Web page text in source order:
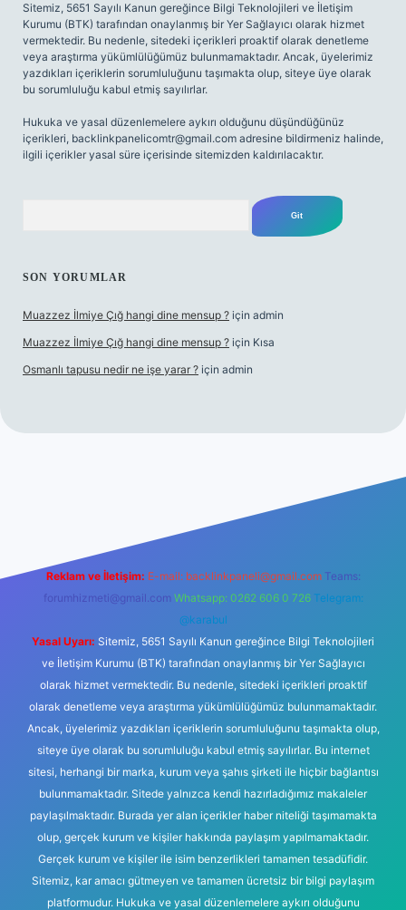
Sitemiz, 5651 Sayılı Kanun gereğince Bilgi Teknolojileri ve İletişim
Kurumu (BTK) tarafından onaylanmış bir Yer Sağlayıcı olarak hizmet
vermektedir. Bu nedenle, sitedeki içerikleri proaktif olarak denetleme
veya araştırma yükümlülüğümüz bulunmamaktadır. Ancak, üyelerimiz
yazdıkları içeriklerin sorumluluğunu taşımakta olup, siteye üye olarak
bu sorumluluğu kabul etmiş sayılırlar.
Hukuka ve yasal düzenlemelere aykırı olduğunu düşündüğünüz
içerikleri, backlinkpanelicomtr@gmail.com adresine bildirmeniz halinde,
ilgili içerikler yasal süre içerisinde sitemizden kaldırılacaktır.
SON YORUMLAR
Muazzez İlmiye Çığ hangi dine mensup ? için admin
Muazzez İlmiye Çığ hangi dine mensup ? için Kısa
Osmanlı tapusu nedir ne işe yarar ? için admin
m elexbet
Reklam ve İletişim: E-mail: backlinkpaneli@gmail.com Teams:
forumhizmeti@gmail.com Whatsapp: 0262 606 0 726 Telegram:
@karabul
Yasal Uyarı: Sitemiz, 5651 Sayılı Kanun gereğince Bilgi Teknolojileri
ve İletişim Kurumu (BTK) tarafından onaylanmış bir Yer Sağlayıcı
olarak hizmet vermektedir. Bu nedenle, sitedeki içerikleri proaktif
olarak denetleme veya araştırma yükümlülüğümüz bulunmamaktadır.
Ancak, üyelerimiz yazdıkları içeriklerin sorumluluğunu taşımakta olup,
siteye üye olarak bu sorumluluğu kabul etmiş sayılırlar. Bu internet
sitesi, herhangi bir marka, kurum veya şahıs şirketi ile hiçbir bağlantısı
bulunmamaktadır. Sitede yalnızca kendi hazırladığımız makaleler
paylaşılmaktadır. Burada yer alan içerikler haber niteliği taşımamakta
olup, gerçek kurum ve kişiler hakkında paylaşım yapılmamaktadır.
Gerçek kurum ve kişiler ile isim benzerlikleri tamamen tesadüfidir.
Sitemiz, kar amacı gütmeyen ve tamamen ücretsiz bir bilgi paylaşım
platformudur. Hukuka ve yasal düzenlemelere aykırı olduğunu